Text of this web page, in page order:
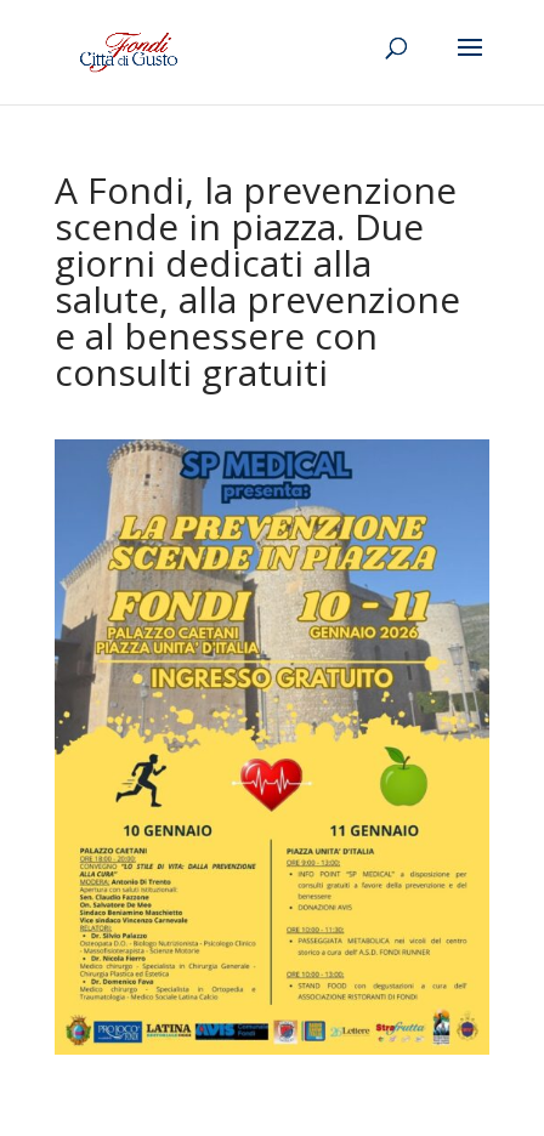
A Fondi, la prevenzione
scende in piazza. Due
giorni dedicati alla
salute, alla prevenzione
e al benessere con
consulti gratuiti